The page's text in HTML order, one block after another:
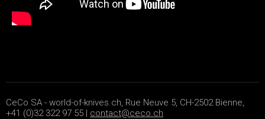
CeCo SA - world-of-knives.ch, Rue Neuve 5, CH-2502 Bienne,
+41 (0)32 322 97 55 | contact@ceco.ch